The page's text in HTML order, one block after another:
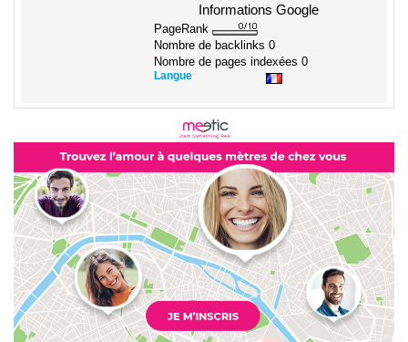
Informations Google
PageRank
Nombre de backlinks 0
Nombre de pages indexées 0
Langue